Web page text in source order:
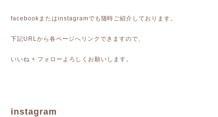
facebookまたはinstagramでも随時ご紹介しております。
下記URLから各ページへリンクできますので、
いいね + フォローよろしくお願いします。
instagram